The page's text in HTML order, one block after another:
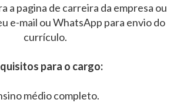
a pagina de carreira da empresa ou
e-mail ou WhatsApp para envio do
currículo.
para o cargo:
médio completo.